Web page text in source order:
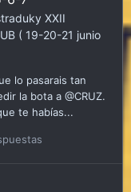
XXII
( 19-20-21 junio
lo pasarais tan
la bota a @CRUZ.
te habías...